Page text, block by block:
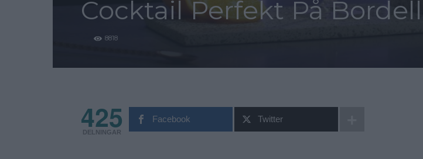
Cocktail Perfekt På
8818
425
DELNINGAR
Facebook Twitter